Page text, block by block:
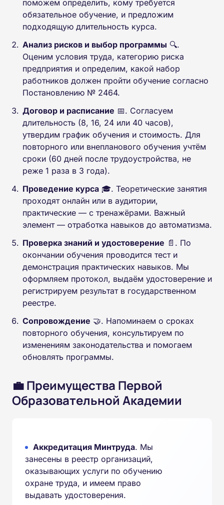
поможем определить, кому требуется
обязательное обучение, и предложим
подходящую длительность курса.
Анализ рисков и выбор программы 🔍.
Оценим условия труда, категорию риска
предприятия и определим, какой набор
работников должен пройти обучение согласно
Постановлению № 2464.
Договор и расписание 📅. Согласуем
длительность (8, 16, 24 или 40 часов),
утвердим график обучения и стоимость. Для
повторного или внепланового обучения учтём
сроки (60 дней после трудоустройства, не
реже 1 раза в 3 года).
Проведение курса 🎓. Теоретические занятия
проходят онлайн или в аудитории,
практические — с тренажёрами. Важный
элемент — отработка навыков до автоматизма.
Проверка знаний и удостоверение 📄. По
окончании обучения проводится тест и
демонстрация практических навыков. Мы
оформляем протокол, выдаём удостоверение и
регистрируем результат в государственном
реестре.
Сопровождение 🤝. Напоминаем о сроках
повторного обучения, консультируем по
изменениям законодательства и помогаем
обновлять программы.
💼 Преимущества Первой
Образовательной Академии
Аккредитация Минтруда. Мы
занесены в реестр организаций,
оказывающих услуги по обучению
охране труда, и имеем право
выдавать удостоверения.